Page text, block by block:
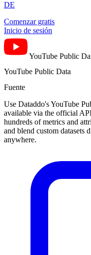
DE
Comenzar gratis
Inicio de sesión
YouTube Public
YouTube Public Data
Fuente
Use Dataddo's YouTube
available via the official
hundreds of metrics and
and blend custom datasets
anywhere.